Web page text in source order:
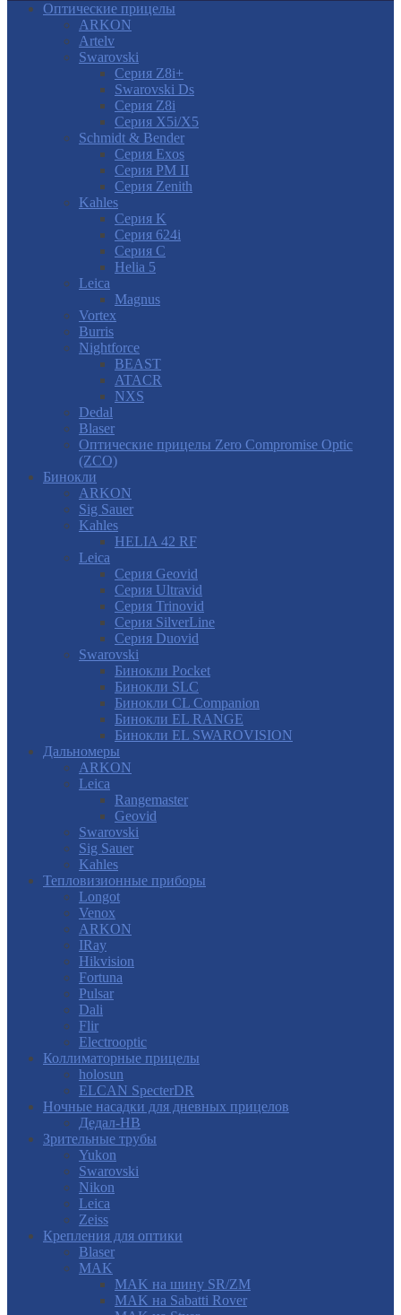
Оптические прицелы
ARKON
Artelv
Swarovski
Серия Z8i+
Swarovski Ds
Серия Z8i
Серия X5i/X5
Schmidt & Bender
Серия Exos
Серия PM II
Cерия Zenith
Kahles
Серия K
Серия 624i
Серия С
Helia 5
Leica
Magnus
Vortex
Burris
Nightforce
BEAST
ATACR
NXS
Dedal
Blaser
Оптические прицелы Zero Compromise Optic
(ZCO)
Бинокли
ARKON
Sig Sauer
Kahles
HELIA 42 RF
Leica
Серия Geovid
Серия Ultravid
Серия Trinovid
Серия SilverLine
Серия Duovid
Swarovski
Бинокли Pocket
Бинокли SLC
Бинокли CL Companion
Бинокли EL RANGE
Бинокли EL SWAROVISION
Дальномеры
ARKON
Leica
Rangemaster
Geovid
Swarovski
Sig Sauer
Kahles
Тепловизионные приборы
Longot
Venox
ARKON
IRay
Hikvision
Fortuna
Pulsar
Dali
Flir
Electrooptic
Коллиматорные прицелы
holosun
ELCAN SpecterDR
Ночные насадки для дневных прицелов
Дедал-НВ
Зрительные трубы
Yukon
Swarovski
Nikon
Leica
Zeiss
Крепления для оптики
Blaser
MAK
MAK на шину SR/ZM
MAK на Sabatti Rover